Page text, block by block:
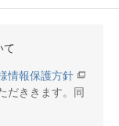
て
情報保護方針
だききます。同